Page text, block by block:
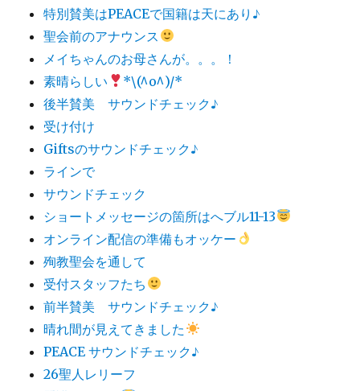
特別賛美はPEACEで国籍は天にあり♪
聖会前のアナウンス
メイちゃんのお母さんが。。。！
素晴らしい
*\(^o^)/*
後半賛美 サウンドチェック♪
受け付け
Giftsのサウンドチェック♪
ラインで
サウンドチェック
ショートメッセージの箇所はへブル11-13
オンライン配信の準備もオッケー
殉教聖会を通して
受付スタッフたち
前半賛美 サウンドチェック♪
晴れ間が見えてきました
PEACE サウンドチェック♪
26聖人レリーフ